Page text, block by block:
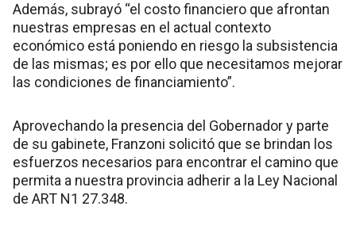
Además, subrayó “el costo financiero que afrontan
nuestras empresas en el actual contexto
económico está poniendo en riesgo la subsistencia
de las mismas; es por ello que necesitamos mejorar
las condiciones de financiamiento”.
Aprovechando la presencia del Gobernador y parte
de su gabinete, Franzoni solicitó que se brindan los
esfuerzos necesarios para encontrar el camino que
permita a nuestra provincia adherir a la Ley Nacional
de ART N1 27.348.